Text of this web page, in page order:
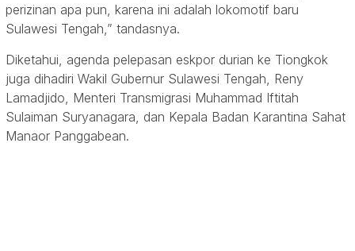
perizinan apa pun, karena ini adalah lokomotif baru
Sulawesi Tengah,” tandasnya.
Diketahui, agenda pelepasan eskpor durian ke Tiongkok
juga dihadiri Wakil Gubernur Sulawesi Tengah, Reny
Lamadjido, Menteri Transmigrasi Muhammad Iftitah
Sulaiman Suryanagara, dan Kepala Badan Karantina Sahat
Manaor Panggabean.